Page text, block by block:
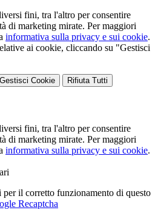
fini, tra l'altro per consentire
di marketing mirate. Per maggiori
informativa sulla privacy e sui cookie.
ai cookie, cliccando su "Gestisci
Gestisci Cookie Rifiuta Tutti
fini, tra l'altro per consentire
di marketing mirate. Per maggiori
informativa sulla privacy e sui cookie.
per il corretto funzionamento di questo
Recaptcha